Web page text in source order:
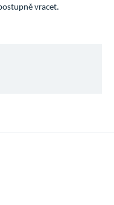
vracet.